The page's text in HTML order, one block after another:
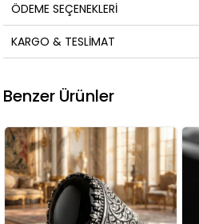
ÖDEME SEÇENEKLERI
KARGO & TESLIMAT
Benzer Ürünler